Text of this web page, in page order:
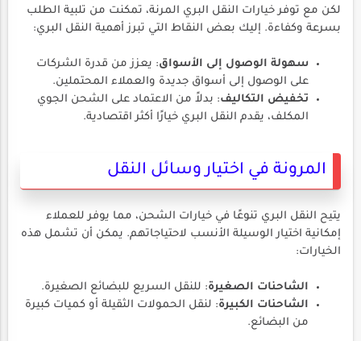
لكن مع توفر خيارات النقل البري المرنة، تمكنت من تلبية الطلب
بسرعة وكفاءة. إليك بعض النقاط التي تبرز أهمية النقل البري:
سهولة الوصول إلى الأسواق: يعزز من قدرة الشركات
على الوصول إلى أسواق جديدة والعملاء المحتملين.
تخفيض التكاليف: بدلاً من الاعتماد على الشحن الجوي
المكلف، يقدم النقل البري خيارًا أكثر اقتصادية.
المرونة في اختيار وسائل النقل
يتيح النقل البري تنوعًا في خيارات الشحن، مما يوفر للعملاء
إمكانية اختيار الوسيلة الأنسب لاحتياجاتهم. يمكن أن تشمل هذه
الخيارات:
الشاحنات الصغيرة: للنقل السريع للبضائع الصغيرة.
الشاحنات الكبيرة: لنقل الحمولات الثقيلة أو كميات كبيرة
من البضائع.